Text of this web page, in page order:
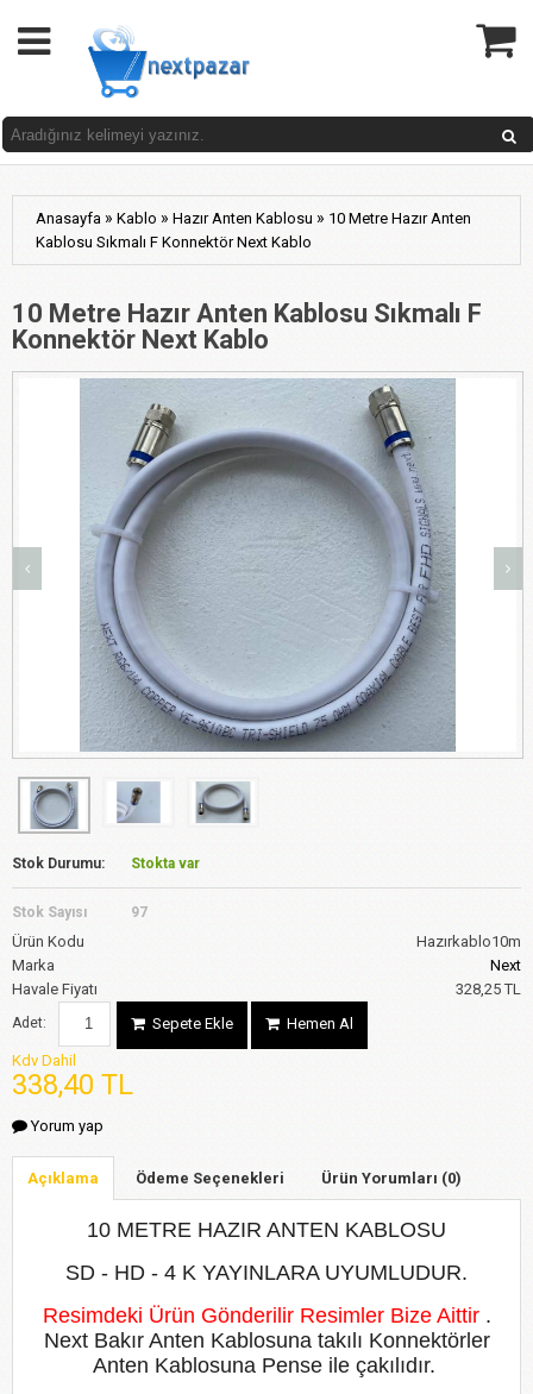
Anasayfa » Kablo » Hazır Anten Kablosu » 10 Metre Hazır Anten
Kablosu Sıkmalı F Konnektör Next Kablo
10 Metre Hazır Anten Kablosu Sıkmalı F
Konnektör Next Kablo
Stok Durumu: Stokta var
Stok Sayısı 97
Ürün Kodu
Hazırkablo10m
Marka
Next
Havale Fiyatı
328,25 TL
Adet: Sepete Ekle Hemen Al
Kdv Dahil
338,40 TL
Yorum yap
Açıklama Ödeme Seçenekleri Ürün Yorumları (0)
10 METRE HAZIR ANTEN KABLOSU
SD - HD - 4 K YAYINLARA UYUMLUDUR.
Resimdeki Ürün Gönderilir Resimler Bize Aittir .
Next Bakır Anten Kablosuna takılı Konnektörler
Anten Kablosuna Pense ile çakılıdır.